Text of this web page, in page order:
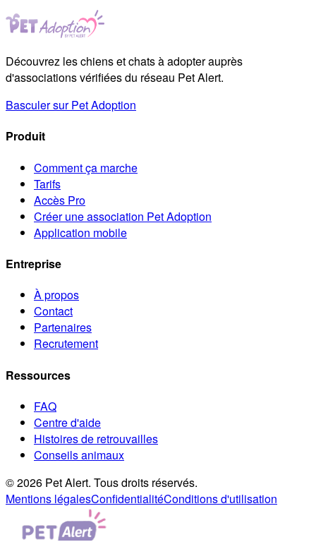
Découvrez les chiens et chats à adopter auprès
d'associations vérifiées du réseau Pet Alert.
Basculer sur Pet Adoption
Produit
Comment ça marche
Tarifs
Accès Pro
Créer une association Pet Adoption
Application mobile
Entreprise
À propos
Contact
Partenaires
Recrutement
Ressources
FAQ
Centre d'aide
Histoires de retrouvailles
Conseils animaux
© 2026 Pet Alert. Tous droits réservés.
Mentions légalesConfidentialitéConditions d'utilisation